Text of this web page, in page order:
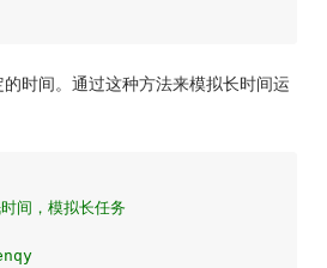
时间。通过这种方法来模拟长时间运
间，模拟长任务